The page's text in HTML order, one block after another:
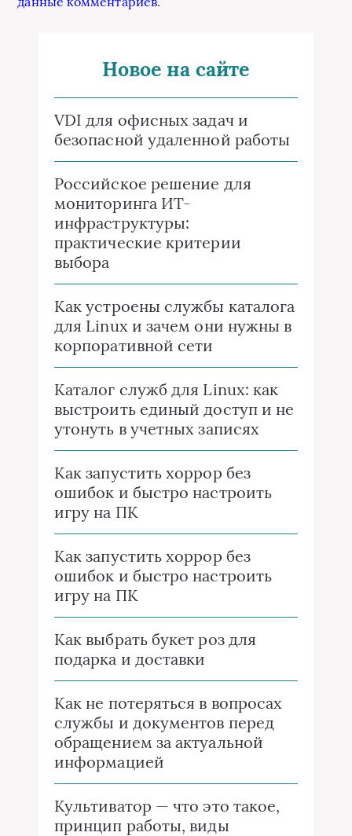
Новое на сайте
VDI для офисных задач и
безопасной удаленной работы
Российское решение для
мониторинга ИТ-
инфраструктуры:
практические критерии
выбора
Как устроены службы каталога
для Linux и зачем они нужны в
корпоративной сети
Каталог служб для Linux: как
выстроить единый доступ и не
утонуть в учетных записях
Как запустить хоррор без
ошибок и быстро настроить
игру на ПК
Как запустить хоррор без
ошибок и быстро настроить
игру на ПК
Как выбрать букет роз для
подарка и доставки
Как не потеряться в вопросах
службы и документов перед
обращением за актуальной
информацией
Культиватор — что это такое,
принцип работы, виды